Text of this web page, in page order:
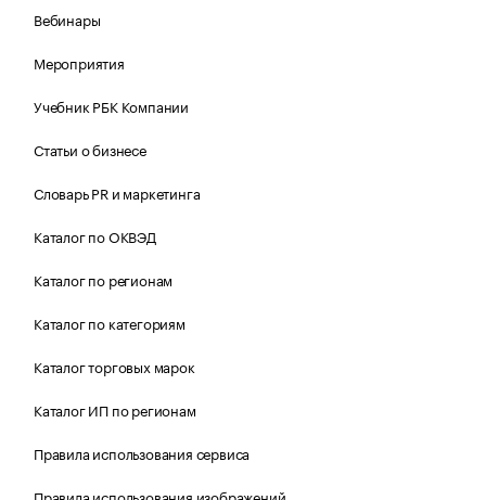
Вебинары
Мероприятия
Учебник РБК Компании
Статьи о бизнесе
Словарь PR и маркетинга
Каталог по ОКВЭД
Каталог по регионам
Каталог по категориям
Каталог торговых марок
Каталог ИП по регионам
Правила использования сервиса